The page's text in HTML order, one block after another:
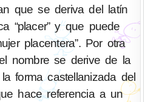
que se deriva del latín
“placer” y que puede
placentera”. Por otra
nombre se derive de la
forma castellanizada del
hace referencia a un